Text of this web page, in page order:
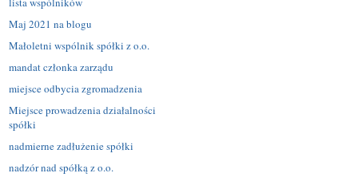
Maj 2021 na blogu
Małoletni wspólnik spółki z o.o.
mandat członka zarządu
miejsce odbycia zgromadzenia
Miejsce prowadzenia działalności
spółki
nadmierne zadłużenie spółki
nadzór nad spółką z o.o.